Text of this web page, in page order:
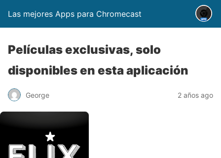
Las mejores Apps para Chromecast
Películas exclusivas, solo
disponibles en esta aplicación
George 2 años ago